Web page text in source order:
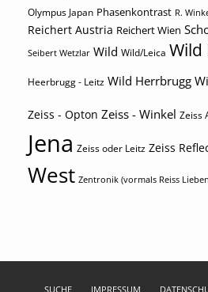
Olympus Japan Phasenkontrast R.
Reichert Austria Reichert Wien
Seibert Wetzlar Wild Wild/Leica Wild
Heerbrugg - Leitz Wild Herrbrugg
Zeiss - Opton Zeiss - Winkel Zeiss
Jena Zeiss oder Leitz Zeiss
West Zentronik (vormals Reiss
SUCHE IMPRESSUM